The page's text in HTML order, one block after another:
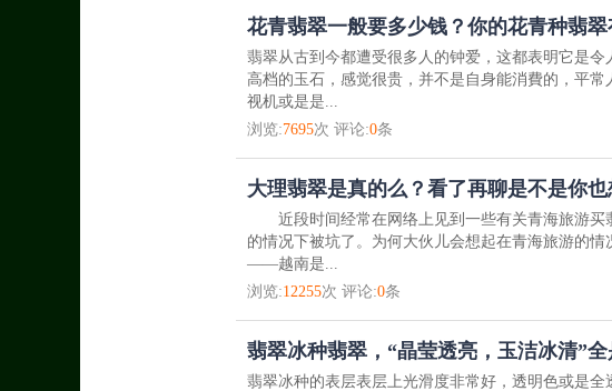
花青翡翠一般要多少钱？你的花青种翡
翡翠从古到今都遭受很多人的钟爱，这都表明它是
高档的玉石，感觉很贵，并不是自身能消費的，平
视机或是是...
浏览:7695次 评论:0条
大理翡翠是真的么？看了再聊是不是你
近段时间经常在网络上见到一些有关青海旅游买
的情况下被坑了。为何大伙儿会想起在青海旅游的
——越南是...
浏览:12255次 评论:0条
翡翠冰种翡翠，“晶莹透亮，玉洁冰清”
翡翠冰种的表层表层上光滑度非常好，透明色或是